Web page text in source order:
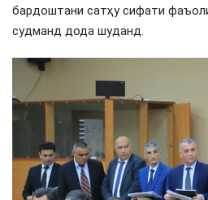
бардоштани сатҳу сифати
судманд дода шуданд.